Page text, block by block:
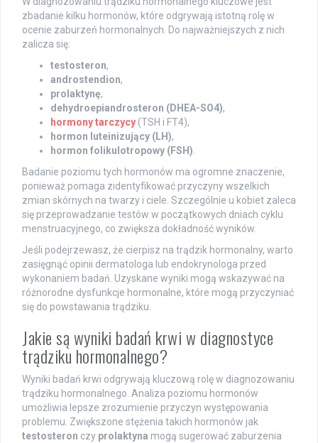
zbadanie kilku hormonów, które odgrywają istotną rolę w
ocenie zaburzeń hormonalnych. Do najważniejszych z nich
zalicza się:
testosteron,
androstendion,
prolaktynę,
dehydroepiandrosteron (DHEA-SO4),
hormony tarczycy (TSH i FT4),
hormon luteinizujący (LH),
hormon folikulotropowy (FSH)
Badanie poziomu tych hormonów ma ogromne znaczenie,
ponieważ pomaga zidentyfikować przyczyny wszelkich
zmian skórnych na twarzy i ciele. Szczególnie u kobiet zaleca
się przeprowadzanie testów w początkowych dniach cyklu
menstruacyjnego, co zwiększa dokładność wyników.
Jeśli podejrzewasz, że cierpisz na trądzik hormonalny, warto
zasięgnąć opinii dermatologa lub endokrynologa przed
wykonaniem badań. Uzyskane wyniki mogą wskazywać na
różnorodne dysfunkcje hormonalne, które mogą przyczyniać
się do powstawania trądziku.
Jakie są wyniki badań krwi w diagnostyce
trądziku hormonalnego?
Wyniki badań krwi odgrywają kluczową rolę w diagnozowaniu
trądziku hormonalnego. Analiza poziomu hormonów
umożliwia lepsze zrozumienie przyczyn występowania
problemu. Zwiększone stężenia takich hormonów jak
testosteron czy prolaktyna mogą sugerować zaburzenia